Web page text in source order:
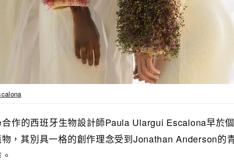
作的西班牙生物設計師Paula Ulargui Escalona早於
，其別具一格的創作理念受到Jonathan Anderson的